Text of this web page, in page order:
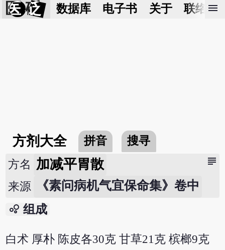
医 砭 数据库 电子书 关于 联络我
menu
方剂大全 拼音 搜寻
subject
方名 加减平胃散
来源 《素问病机气宜保命集》卷中
bubble_chart 组成
白术 厚朴 陈皮各30克 甘草21克 槟榔9克